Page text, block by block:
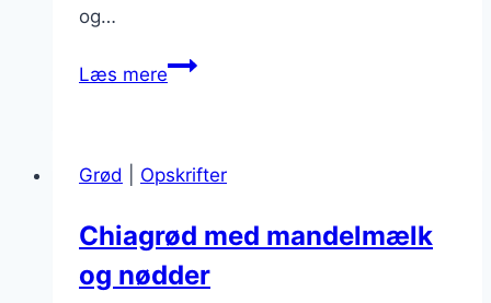
og…
Læs mereChiagrød
tropisk
Grød Opskrifter
Chiagrød med mandelmælk
og nødder